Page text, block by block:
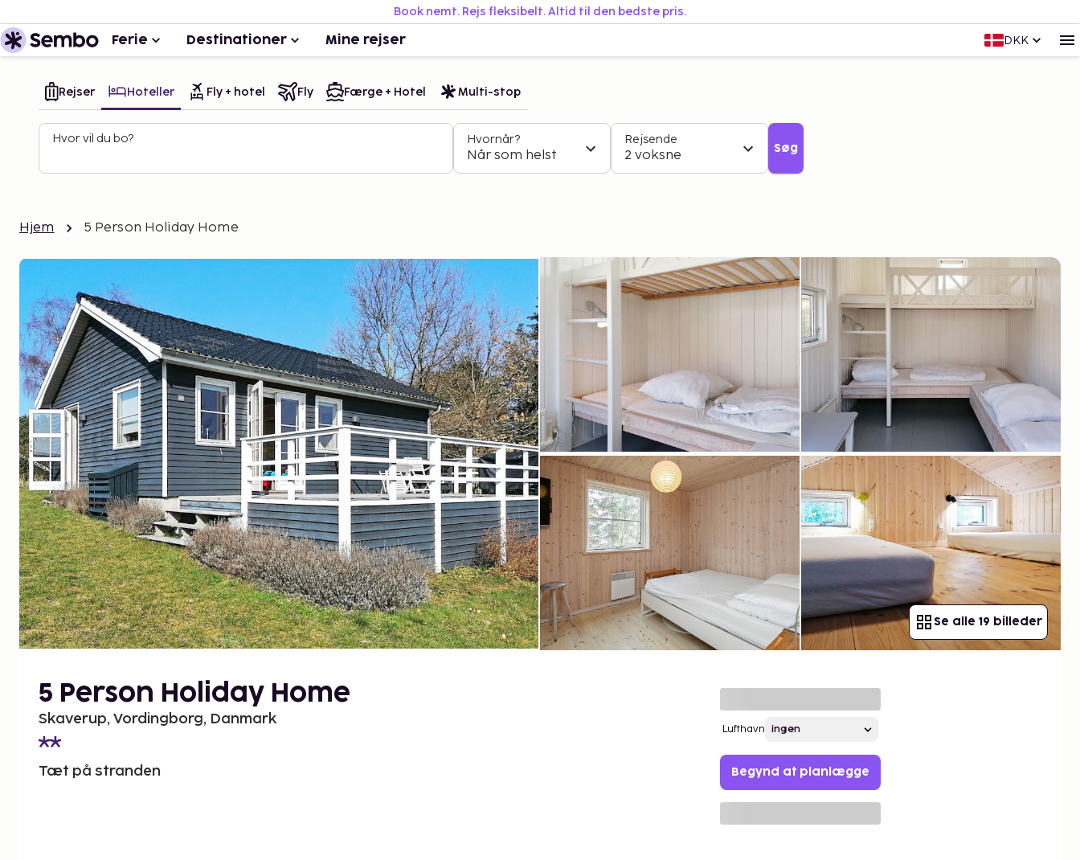
Book nemt. Rejs fleksibelt. Altid til den bedste pris.
Ferie Destinationer Mine rejser DKK
Rejser Hoteller Fly + hotel Fly Færge + Hotel Multi-stop
Hvor vil du bo? Hvornår?
Når som helst
Rejsende
2 voksne Søg
Hjem 5 Person Holiday Home
Se alle 19 billeder
5 Person Holiday Home
Skaverup, Vordingborg, Danmark
Tæt på stranden
Lufthavn
Begynd at planlægge